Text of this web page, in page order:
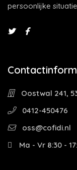
persoonlijke
Oostwal 241,
0412-450476
oss@cofidi.nl
Ma - Vr 8:30 -